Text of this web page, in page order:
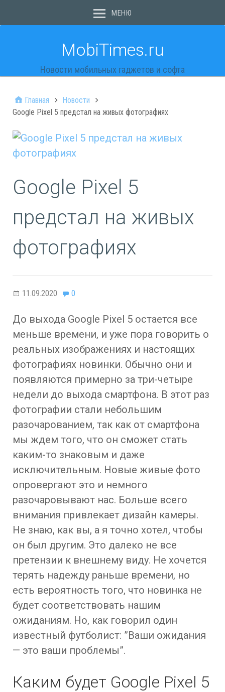
МЕНЮ
MobiTimes.ru
Новости мобильных гаджетов и софта
Главная
Новости
Google Pixel 5 предстал на живых фотографиях
Google Pixel 5
предстал на живых
фотографиях
11.09.2020 0
До выхода Google Pixel 5 остается все
меньше времени, и уже пора говорить о
реальных изображениях и настоящих
фотографиях новинки. Обычно они и
появляются примерно за три-четыре
недели до выхода смартфона. В этот раз
фотографии стали небольшим
разочарованием, так как от смартфона
мы ждем того, что он сможет стать
каким-то знаковым и даже
исключительным. Новые живые фото
опровергают это и немного
разочаровывают нас. Больше всего
внимания привлекает дизайн камеры.
Не знаю, как вы, а я точно хотел, чтобы
он был другим. Это далеко не все
претензии к внешнему виду. Не хочется
терять надежду раньше времени, но
есть вероятность того, что новинка не
будет соответствовать нашим
ожиданиям. Но, как говорил один
известный футболист: ”Ваши ожидания
— это ваши проблемы”.
Каким будет Google Pixel 5